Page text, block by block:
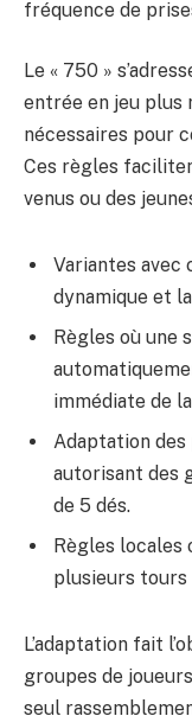
fréquence de
Le « 750 »
entrée en jeu plus
nécessaires pour
Ces règles
venus ou des
Variantes avec
dynamique et
Règles où une
immédiate de
Adaptation
autorisant des
de 5 dés.
Règles locales
plusieurs tours
L’adaptation fait
groupes de
seul